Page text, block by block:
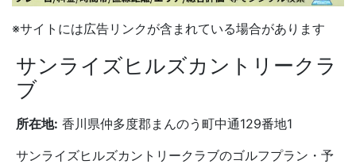
※サイトには広告リンクが含まれている場合があります
サンライズヒルズカントリークラ
ブ
所在地: 香川県仲多度郡まんのう町中通129番地1
サンライズヒルズカントリークラブのゴルフプラン・予